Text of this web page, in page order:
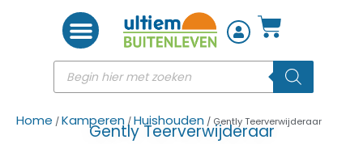
Home /Kamperen /Huishouden / Gently Teerverwijderaar
Gently Teerverwijderaar